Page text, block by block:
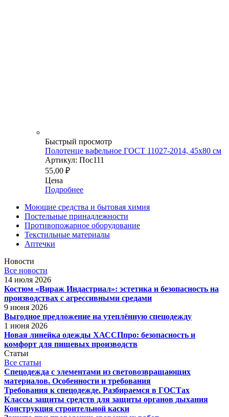
Быстрый просмотр
Полотенце вафельное ГОСТ 11027-2014, 45х80 см
Артикул: Пос111
55,00 ₽
Цена
Подробнее
Моющие средства и бытовая химия
Постельные принадлежности
Противопожарное оборудование
Текстильные материалы
Аптечки
Новости
Все новости
14 июля 2026
Костюм «Вираж Индастриал»: эстетика и безопасность на
производствах с агрессивными средами
9 июня 2026
Выгодное предложение на утеплённую спецодежду
1 июня 2026
Новая линейка одежды ХАССПпро: безопасность и
комфорт для пищевых производств
Статьи
Все статьи
Спецодежда с элементами из световозвращающих
материалов. Особенности и требования
Требования к спецодежде. Разбираемся в ГОСТах
Классы защиты средств для защиты органов дыхания
Конструкция строительной каски